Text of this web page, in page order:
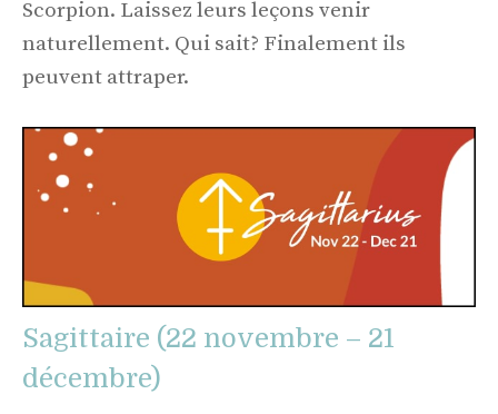
Scorpion. Laissez leurs leçons venir
naturellement. Qui sait? Finalement ils
peuvent attraper.
Sagittaire (22 novembre – 21
décembre)